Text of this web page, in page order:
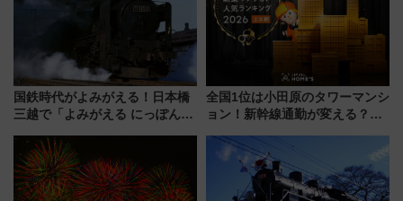
国鉄時代がよみがえる！日本橋
三越で「よみがえる にっぽんの
敬の名作写真も、駅弁フェスも
同時開催！
全国1位は小田原のタワーマンシ
ョン！新幹線通勤が変える？
【新築マンション人気ランキン